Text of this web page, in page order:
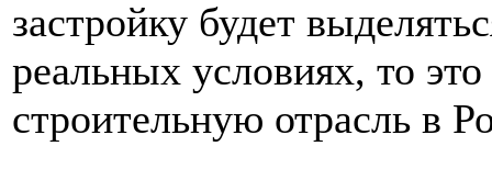
застройку будет
реальных условиях, то
строительную отрасль в